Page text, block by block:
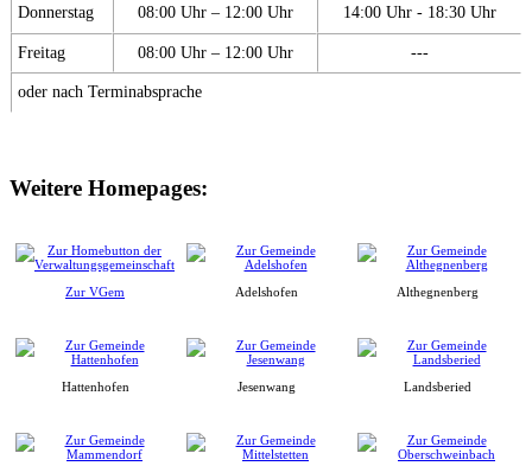
Donnerstag 08:00 Uhr – 12:00 Uhr 14:00 Uhr - 18:30 Uhr
Freitag 08:00 Uhr – 12:00 Uhr ---
oder nach Terminabsprache
Weitere Homepages:
Zur VGem Adelshofen Althegnenberg
Hattenhofen Jesenwang Landsberied